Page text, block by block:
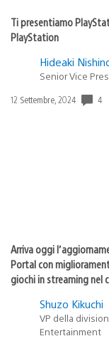
Ti presentiamo
PlayStation
Hideaki
Senior Vice
Data
12 Settembre, 2024 4
Arriva oggi
Portal con
giochi in streaming nel
Shuzo Kikuchi
VP della
Entertainment